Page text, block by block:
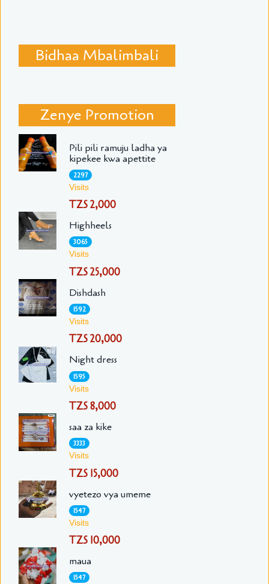
Bidhaa Mbalimbali
Zenye Promotion
Pili pili ramuju ladha ya
kipekee kwa apettite
2297
Visits
TZS 2,000
Highheels
3065
Visits
TZS 25,000
Dishdash
1592
Visits
TZS 20,000
Night dress
1595
Visits
TZS 8,000
saa za kike
3333
Visits
TZS 15,000
vyetezo vya umeme
1547
Visits
TZS 10,000
maua
1547